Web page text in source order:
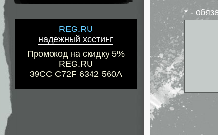
REG.RU
надежный хостинг
Промокод на скидку 5%
REG.RU
39CC-C72F-6342-560A
* -